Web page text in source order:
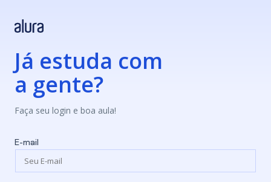
Já estuda com
a gente?
Faça seu login e boa aula!
E-mail